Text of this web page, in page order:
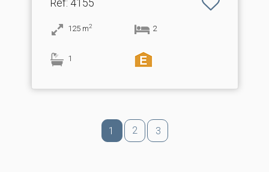
Ref: 4155
125 m2 2
1
1 2 3